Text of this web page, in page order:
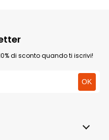
di sconto quando ti iscrivi!